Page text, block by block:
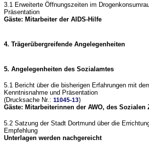
3.1 Erweiterte Öffnungszeiten im
Präsentation
Gäste: Mitarbeiter der AIDS-Hilfe
4. Trägerübergreifende Angelegenheiten
5. Angelegenheiten des Sozialamtes
5.1 Bericht über die bisherigen Erfahrungen mit
Kenntnisnahme und Präsentation
(Drucksache Nr.: 11045-13)
Gäste: Mitarbeiterinnen der AWO, des
5.2 Satzung der Stadt Dortmund über die
Empfehlung
Unterlagen werden nachgereicht